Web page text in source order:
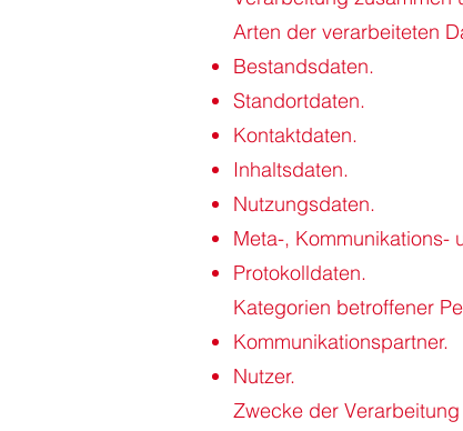
Arten der verarbeiteten
Bestandsdaten.
Standortdaten.
Kontaktdaten.
Inhaltsdaten.
Nutzungsdaten.
Meta-, Kommunikations-
Protokolldaten.
Kategorien betroffener
Kommunikationspartner.
Nutzer.
Zwecke der Verarbeitung